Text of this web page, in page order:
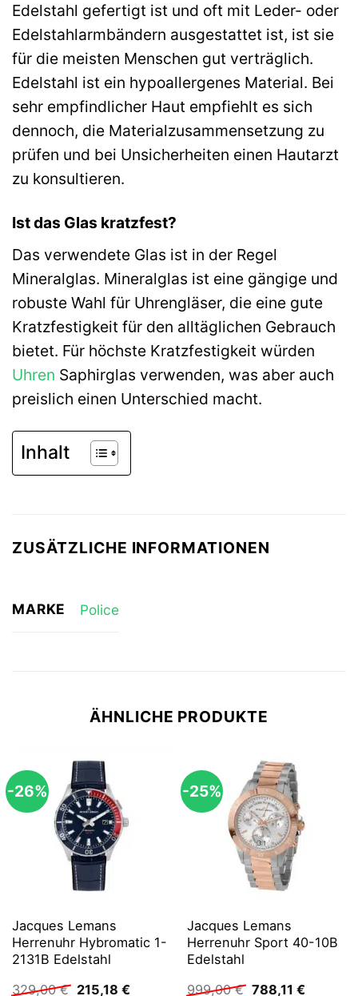
Edelstahl gefertigt ist und oft mit Leder- oder
Edelstahlarmbändern ausgestattet ist, ist sie
für die meisten Menschen gut verträglich.
Edelstahl ist ein hypoallergenes Material. Bei
sehr empfindlicher Haut empfiehlt es sich
dennoch, die Materialzusammensetzung zu
prüfen und bei Unsicherheiten einen Hautarzt
zu konsultieren.
Ist das Glas kratzfest?
Das verwendete Glas ist in der Regel
Mineralglas. Mineralglas ist eine gängige und
robuste Wahl für Uhrengläser, die eine gute
Kratzfestigkeit für den alltäglichen Gebrauch
bietet. Für höchste Kratzfestigkeit würden
Uhren Saphirglas verwenden, was aber auch
preislich einen Unterschied macht.
Inhalt
ZUSÄTZLICHE INFORMATIONEN
MARKE Police
ÄHNLICHE PRODUKTE
-26%
Jacques Lemans
Herrenuhr Hybromatic 1-
2131B Edelstahl
329,00€ Ursprünglicher
215,18 €Aktueller
-25%
Jacques Lemans
Herrenuhr Sport 40-10B
Edelstahl
999,00€ Ursprünglicher
788,11 €